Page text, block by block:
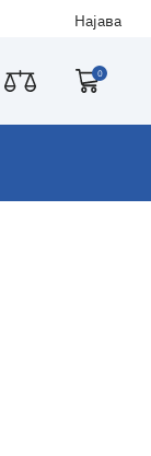
Најава
0